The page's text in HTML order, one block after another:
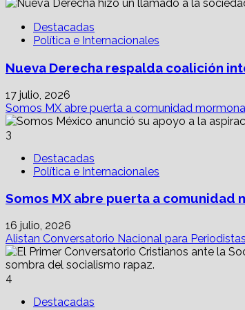
Destacadas
Política e Internacionales
Nueva Derecha respalda coalición
17 julio, 2026
Somos MX abre puerta a comunidad
3
Destacadas
Política e Internacionales
Somos MX abre puerta a comunidad
16 julio, 2026
Alistan Conversatorio Nacional para
4
Destacadas